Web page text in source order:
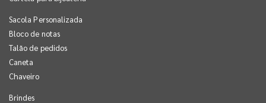
Sacola Personalizada
Bloco de notas
Talão de pedidos
Caneta
Chaveiro
Brindes